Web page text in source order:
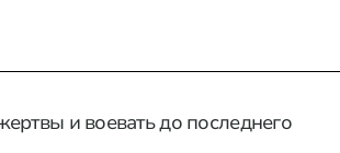
и воевать до последнего